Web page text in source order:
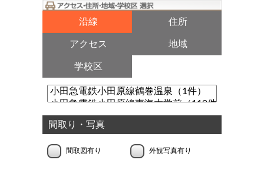
沿線 住所
アクセス 地域
学校区
間取り・写真
間取図有り 外観写真有り